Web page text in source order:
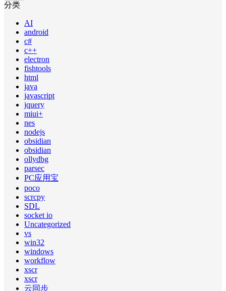
分类
AI
android
c#
c++
electron
fishtools
html
java
javascript
jquery
miui+
nes
nodejs
obsidian
obsidian
ollydbg
parsec
PC应用宝
poco
scrcpy
SDL
socket io
Uncategorized
vs
win32
windows
workflow
xscr
xscr
云同步